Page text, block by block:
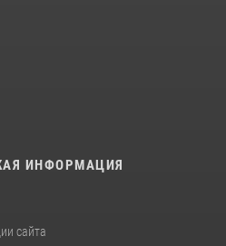
ИНФОРМАЦИЯ
сайта